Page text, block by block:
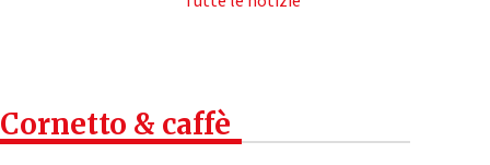
Cornetto & caffè